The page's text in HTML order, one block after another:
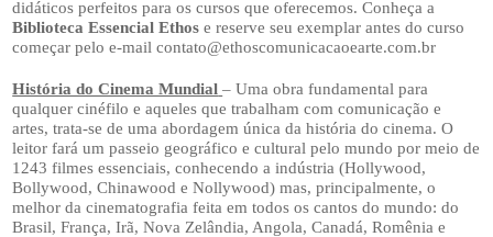
didáticos perfeitos para os cursos que oferecemos. Conheça a
Biblioteca Essencial Ethos e reserve seu exemplar antes do curso
começar pelo e-mail contato@ethoscomunicacaoearte.com.br
História do Cinema Mundial – Uma obra fundamental para
qualquer cinéfilo e aqueles que trabalham com comunicação e
artes, trata-se de uma abordagem única da história do cinema. O
leitor fará um passeio geográfico e cultural pelo mundo por meio de
1243 filmes essenciais, conhecendo a indústria (Hollywood,
Bollywood, Chinawood e Nollywood) mas, principalmente, o
melhor da cinematografia feita em todos os cantos do mundo: do
Brasil, França, Irã, Nova Zelândia, Angola, Canadá, Romênia e